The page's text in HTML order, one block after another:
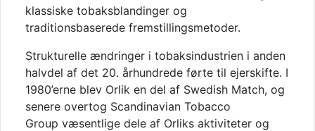
klassiske tobaksblandinger og
traditionsbaserede fremstillingsmetoder.
Strukturelle ændringer i tobaksindustrien i anden
halvdel af det 20. århundrede førte til ejerskifte. I
1980’erne blev Orlik en del af Swedish Match, og
senere overtog Scandinavian Tobacco
Group væsentlige dele af Orliks aktiviteter og